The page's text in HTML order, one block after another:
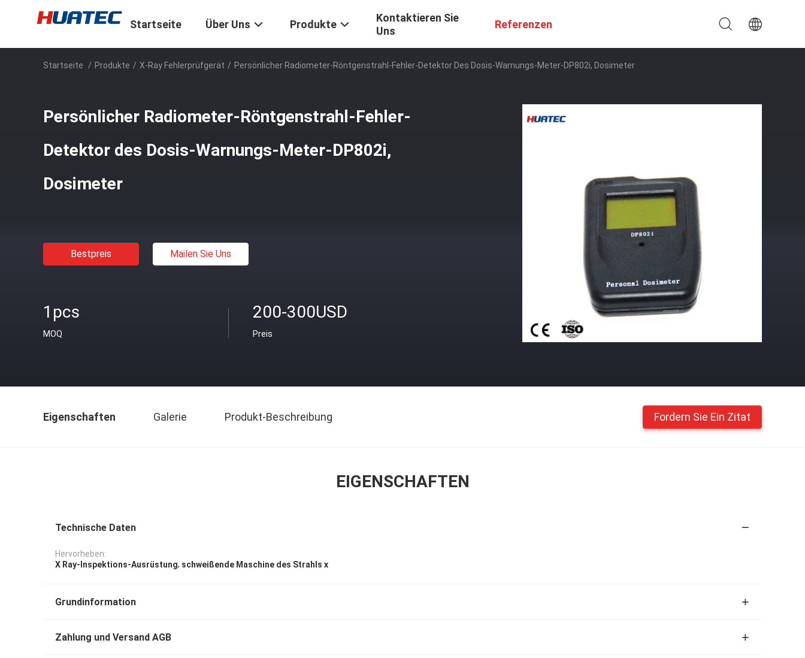
Startseite Über Uns Produkte
Kontaktieren Sie
Uns
Referenzen
Startseite / Produkte / X-Ray Fehlerprüfgerät / Persönlicher Radiometer-Röntgenstrahl-Fehler-Detektor Des Dosis-Warnungs-Meter-DP802i, Dosimeter
Persönlicher Radiometer-Röntgenstrahl-Fehler-
Detektor des Dosis-Warnungs-Meter-DP802i,
Dosimeter
Bestpreis Mailen Sie Uns
1pcs
MOQ
200-300USD
Preis
Eigenschaften Galerie Produkt-Beschreibung Fordern Sie Ein Zitat
EIGENSCHAFTEN
Technische Daten
Hervorheben:
X Ray-Inspektions-Ausrüstung, schweißende Maschine des Strahls x
Grundinformation
Zahlung und Versand AGB